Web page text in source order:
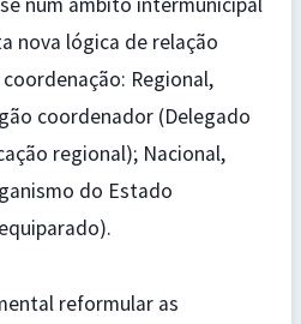
num âmbito intermunicipal
nova lógica de relação
Regional,
coordenador (Delegado
regional); Nacional,
do Estado
reformular as